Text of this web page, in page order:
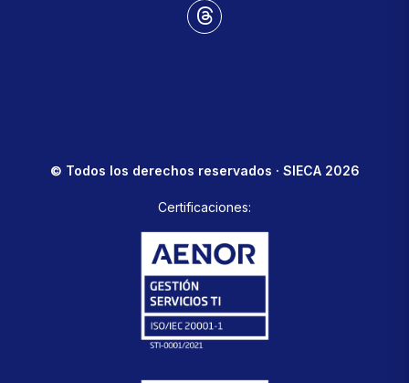
© Todos los derechos reservados · SIECA 2026
Certificaciones: